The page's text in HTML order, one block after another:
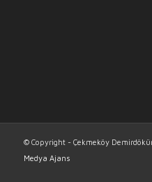
© Copyright - Çekmeköy
Medya Ajans